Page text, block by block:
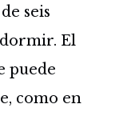
seis
dormir. El
puede
como en